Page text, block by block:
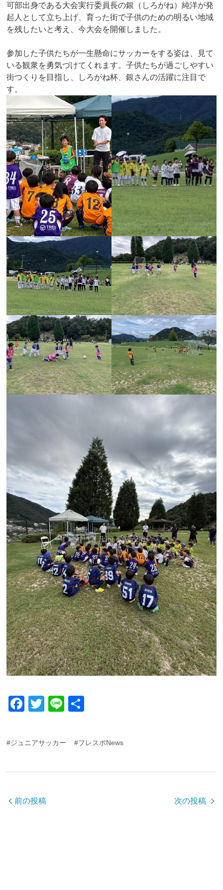
可部出身である大会実行委員長の銀（しろがね）純洋が発
起人として立ち上げ、育った街で子供のための明るい地域
を残したいと考え、今大会を開催しました。
参加した子供たちが一生懸命にサッカーをする姿は、見て
いる観衆を勇気づけてくれます。子供たちが過ごしやすい
街つくりを目指し、しろがね杯、銀さんの活躍に注目で
す。
F
c
e
b
o
T
er
Li
#ジュニアサッカー #フレスポNews
前の投稿 次の投稿